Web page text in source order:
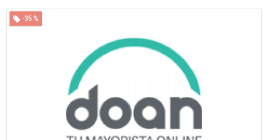
-35 %